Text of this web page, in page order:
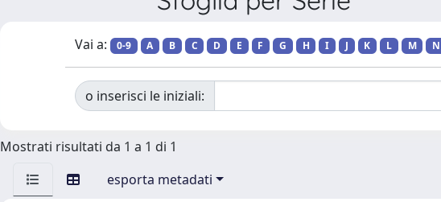
Vai a: 0-9 A B C D E F G H I J K L M N
o inserisci le iniziali:
Mostrati risultati da 1 a 1 di 1
esporta metadati